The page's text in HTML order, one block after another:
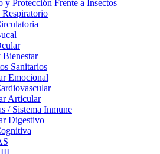
y Protección Frente a Insectos
Respiratorio
Sanitarios
Emocional
Articular
/ Sistema Inmune
Digestivo
III